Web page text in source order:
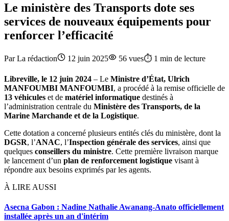
Le ministère des Transports dote ses
services de nouveaux équipements pour
renforcer l’efficacité
ParLa rédaction 12 juin 2025 56 vues⏱️ 1 min de lecture
Libreville, le 12 juin 2024 – Le Ministre d’État, Ulrich
MANFOUMBI MANFOUMBI, a procédé à la remise officielle de
13 véhicules et de matériel informatique destinés à
l’administration centrale du Ministère des Transports, de la
Marine Marchande et de la Logistique.
Cette dotation a concerné plusieurs entités clés du ministère, dont la
DGSR, l’ANAC, l’Inspection générale des services, ainsi que
quelques conseillers du ministre. Cette première livraison marque
le lancement d’un plan de renforcement logistique visant à
répondre aux besoins exprimés par les agents.
À LIRE AUSSI
Asecna Gabon : Nadine Nathalie Awanang-Anato officiellement
installée après un an d'intérim